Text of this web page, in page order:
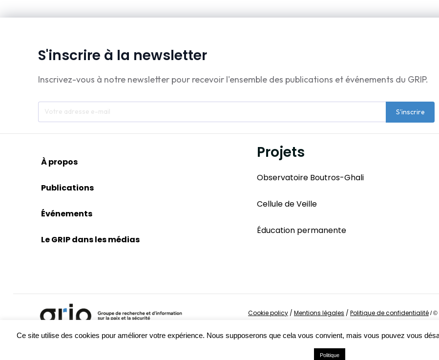
S'inscrire à la newsletter
Inscrivez-vous à notre newsletter pour recevoir l'ensemble des publications et événements du GRIP.
S'inscrire
À propos
Publications
Événements
Le GRIP dans les médias
Projets
Observatoire Boutros-Ghali
Cellule de Veille
Éducation permanente
Cookie policy / Mentions légales / Politique de confidentialité /©
Ce site utilise des cookies pour améliorer votre expérience. Nous supposerons que cela vous convient, mais vous pouvez vous
Politique